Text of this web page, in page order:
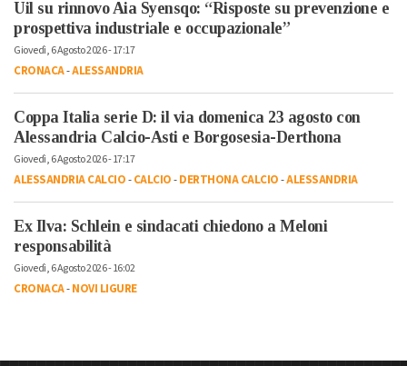
Uil su rinnovo Aia Syensqo: “Risposte su prevenzione e
prospettiva industriale e occupazionale”
Giovedì, 6 Agosto 2026 - 17:17
CRONACA-ALESSANDRIA
Coppa Italia serie D: il via domenica 23 agosto con
Alessandria Calcio-Asti e Borgosesia-Derthona
Giovedì, 6 Agosto 2026 - 17:17
ALESSANDRIA CALCIO-CALCIO-DERTHONA CALCIO-ALESSANDRIA
Ex Ilva: Schlein e sindacati chiedono a Meloni
responsabilità
Giovedì, 6 Agosto 2026 - 16:02
CRONACA-NOVI LIGURE